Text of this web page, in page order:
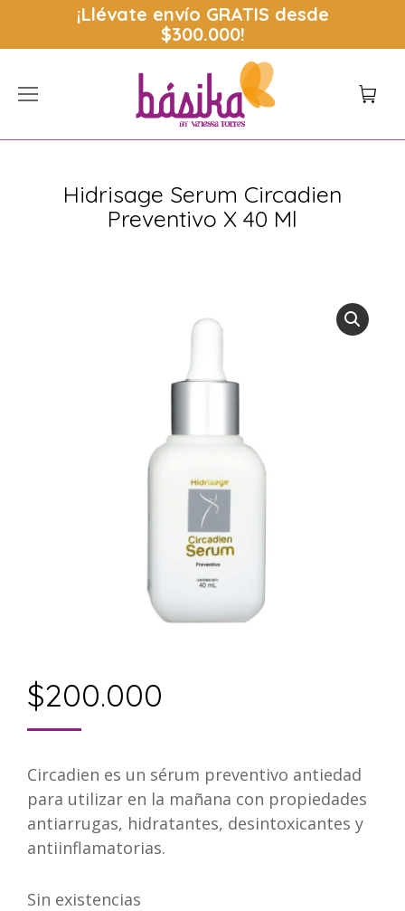
¡Llévate envío GRATIS desde
$300.000!
Hidrisage Serum Circadien
Preventivo X 40 Ml
$200.000
Circadien es un sérum preventivo antiedad
para utilizar en la mañana con propiedades
antiarrugas, hidratantes, desintoxicantes y
antiinflamatorias.
Sin existencias